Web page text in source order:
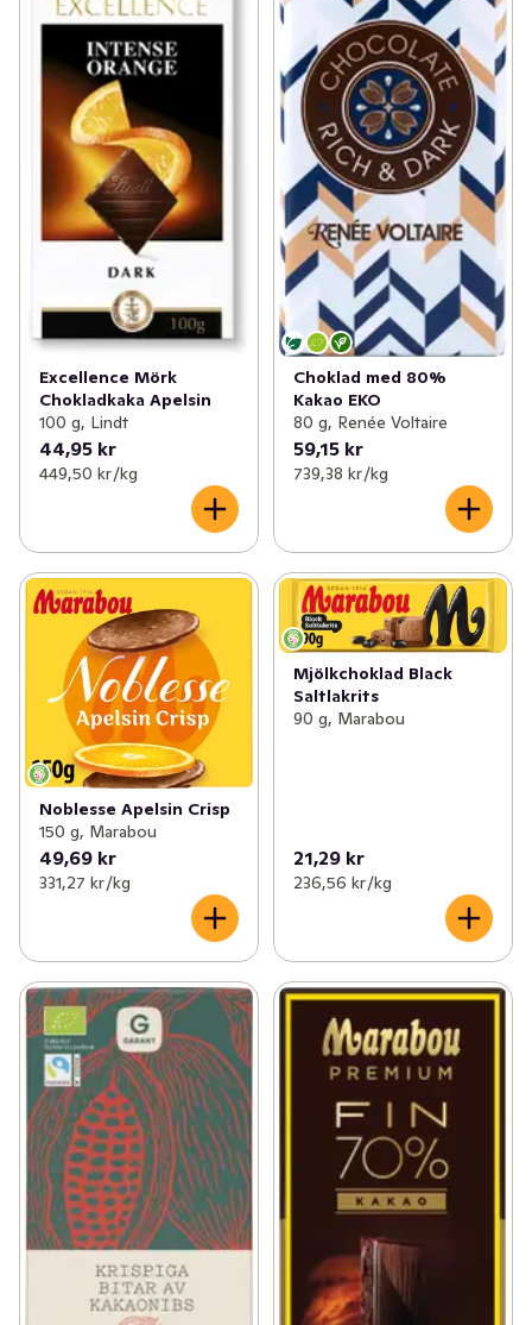
Excellence Mörk
Chokladkaka Apelsin
100 g, Lindt
44,95 kr
449,50 kr /kg
Choklad med 80%
Kakao EKO
80 g, Renée Voltaire
59,15 kr
739,38 kr /kg
Noblesse Apelsin Crisp
150 g, Marabou
49,69 kr
331,27 kr /kg
Mjölkchoklad Black
Saltlakrits
90 g, Marabou
21,29 kr
236,56 kr /kg